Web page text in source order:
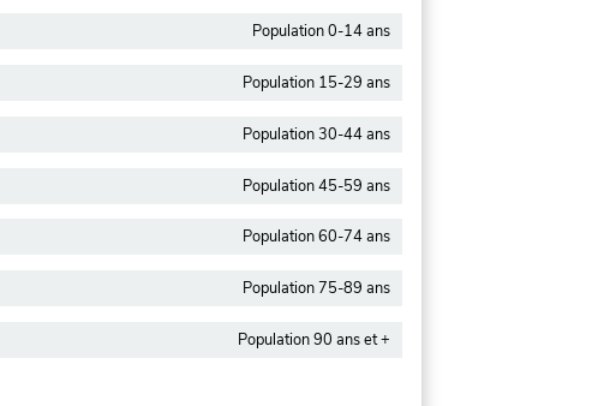
Population 0-14 ans
Population 15-29 ans
Population 30-44 ans
Population 45-59 ans
Population 60-74 ans
Population 75-89 ans
Population 90 ans et +